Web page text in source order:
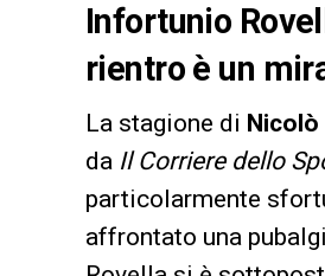
Infortunio
rientro è un
La stagione di Nicolò
da Il Corriere dello
particolarmente
affrontato una